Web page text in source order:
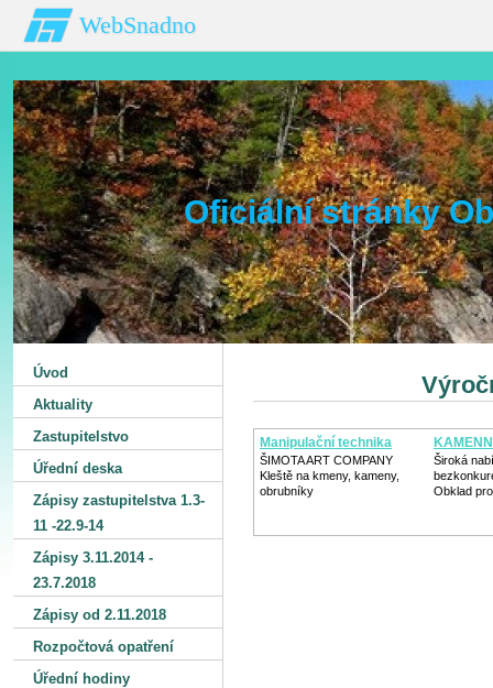
WebSnadno
Oficiální stránky
Manipulační technika
ŠIMOTA ART COMPANY
Kleště na kmeny, kameny,
obrubníky
Široká
Obklad
Úvod
Aktuality
Zastupitelstvo
Úřední deska
Zápisy zastupitelstva 1.3-
11 -22.9-14
Zápisy 3.11.2014 -
23.7.2018
Zápisy od 2.11.2018
Rozpočtová opatření
Úřední hodiny